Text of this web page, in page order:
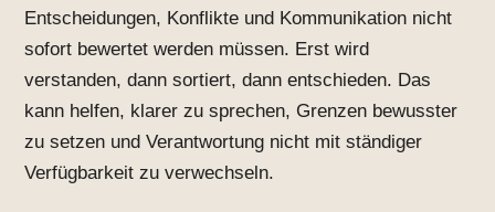
Entscheidungen, Konflikte und Kommunikation nicht
sofort bewertet werden müssen. Erst wird
verstanden, dann sortiert, dann entschieden. Das
kann helfen, klarer zu sprechen, Grenzen bewusster
zu setzen und Verantwortung nicht mit ständiger
Verfügbarkeit zu verwechseln.